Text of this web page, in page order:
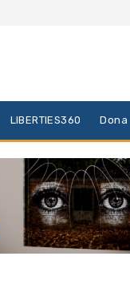
LIBERTIES360 Dona